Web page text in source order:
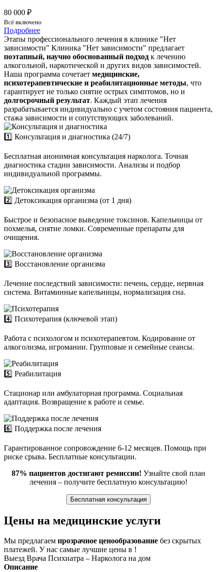
80 000 ₽
Всё включено
Подробнее
Этапы профессионального лечения в клинике "Нет
зависимости" Клиника "Нет зависимости" предлагает
поэтапный, научно обоснованный подход к лечению
алкогольной, наркотической и других видов зависимостей.
Наша программа сочетает медицинские,
психотерапевтические и реабилитационные методы, что
гарантирует не только снятие острых симптомов, но и
долгосрочный результат. Каждый этап лечения
разрабатывается индивидуально с учетом состояния пациента,
стажа зависимости и сопутствующих заболеваний.
1️⃣ Консультация и диагностика (24/7)
Бесплатная анонимная консультация нарколога. Точная
диагностика стадии зависимости. Анализы и подбор
индивидуальной программы.
2️⃣ Детоксикация организма (от 1 дня)
Быстрое и безопасное выведение токсинов. Капельницы от
похмелья, снятие ломки. Современные препараты для
очищения.
3️⃣ Восстановление организма
Лечение последствий зависимости: печень, сердце, нервная
система. Витаминные капельницы, нормализация сна.
4️⃣ Психотерапия (ключевой этап)
Работа с психологом и психотерапевтом. Кодирование от
алкоголизма, игромании. Групповые и семейные сеансы.
5️⃣ Реабилитация
Стационар или амбулаторная программа. Социальная
адаптация. Возвращение к работе и семье.
6️⃣ Поддержка после лечения
Гарантированное сопровождение 6-12 месяцев. Помощь при
риске срыва. Бесплатные консультации.
87% пациентов достигают ремиссии! Узнайте свой план
лечения – получите бесплатную консультацию!
Бесплатная консультация
Цены на медицинские услуги
Мы предлагаем прозрачное ценообразование без скрытых
платежей. У нас самые лучшие цены в !
Выезд Врача Психиатра – Нарколога на дом
Описание